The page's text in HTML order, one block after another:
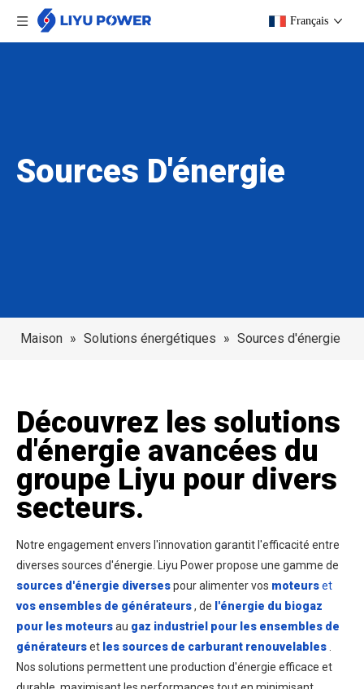
Français
Sources D'énergie
Maison » Solutions énergétiques » Sources d'énergie
Découvrez les solutions
d'énergie avancées du
groupe Liyu pour divers
secteurs.
Notre engagement envers l'innovation garantit l'efficacité entre
diverses sources d'énergie.
Liyu Power propose une gamme de
sources d'énergie diversespour alimenter vos moteurset
vos ensembles de générateurs, de l'énergie du biogaz
pour les moteursau gaz industriel pour les ensembles de
générateurset les sources de carburant renouvelables
Nos solutions permettent une production d'énergie efficace et